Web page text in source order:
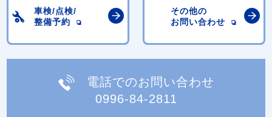
車検/点検/
整備予約
その他の
お問い合わせ
電話でのお問い合わせ
0996-84-2811